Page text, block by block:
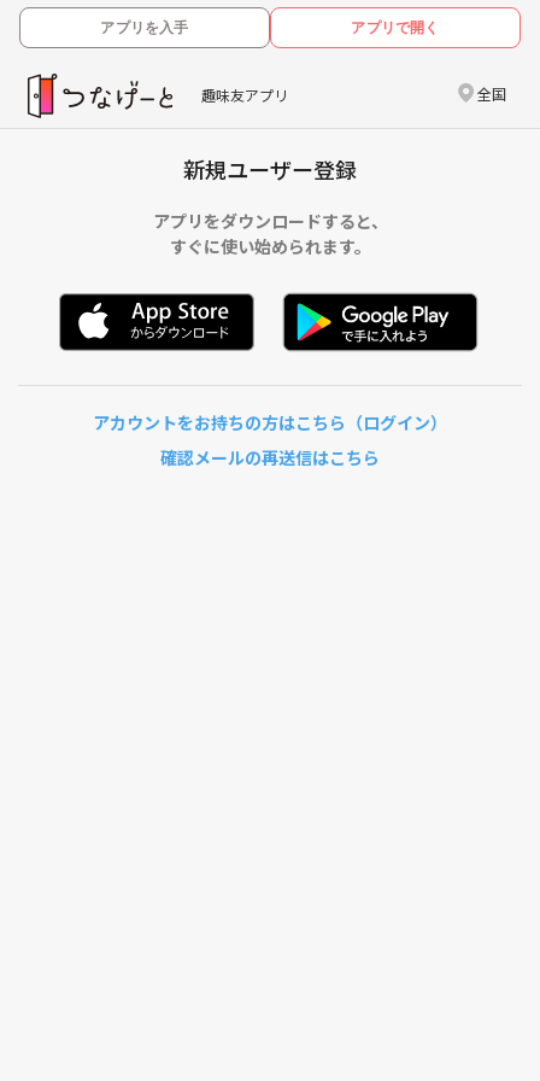
アプリを入手 アプリで開く
趣味友アプリ 全国
新規ユーザー登録
アプリをダウンロードすると、
すぐに使い始められます。
アカウントをお持ちの方はこちら（ログイン）
確認メールの再送信はこちら